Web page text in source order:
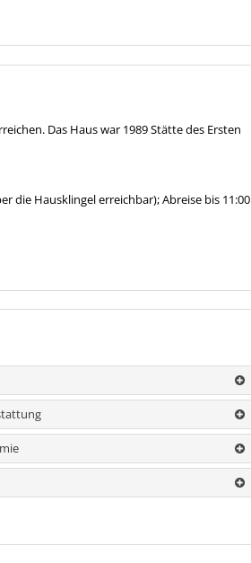
Das Haus war 1989 Stätte des Ersten
die Hausklingel erreichbar); Abreise bis 11:00